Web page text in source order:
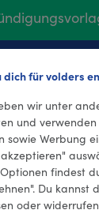
(4,43
für volders
wir unter
und verwenden
sowie Werbung
akzeptieren"
findest
Du kannst
oder